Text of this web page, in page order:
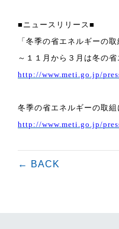
■ニュースリリース■
「冬季の省エネルギーの取
～１１月から３月は冬の省
http://www.meti.go.jp/
冬季の省エネルギーの取組
http://www.meti.go.jp/
← BACK